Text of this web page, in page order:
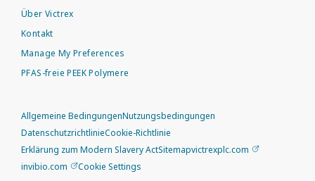
Über Victrex
Kontakt
Manage My Preferences
PFAS-freie PEEK Polymere
Allgemeine BedingungenNutzungsbedingungen
DatenschutzrichtlinieCookie-Richtlinie
Erklärung zum Modern Slavery ActSitemapvictrexplc.com
invibio.com
Cookie Settings